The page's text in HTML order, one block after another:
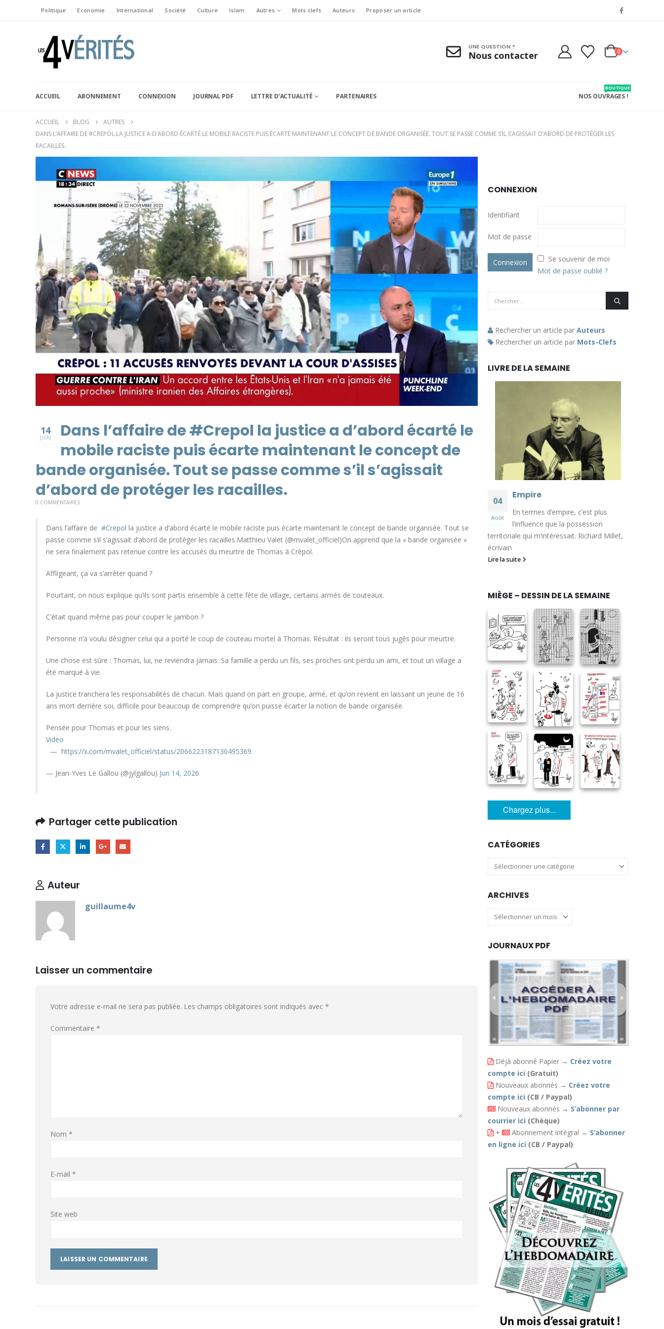
Politique Economie International Société Culture Islam Autres Mots clefs Auteurs Proposer un article
UNE QUESTION ?
Nous contacter 0
ACCUEIL ABONNEMENT CONNEXION JOURNAL PDF LETTRE D’ACTUALITÉ PARTENAIRES NOS OUVRAGES !
BOUTIQUE
ACCUEIL BLOG
AUTRES
DANS L’AFFAIRE DE #CREPOL LA JUSTICE A D’ABORD ÉCARTÉ LE MOBILE RACISTE PUIS ÉCARTE MAINTENANT LE CONCEPT DE BANDE ORGANISÉE. TOUT SE PASSE COMME S’IL S’AGISSAIT D’ABORD DE PROTÉGER LES
RACAILLES.
14
JUIN
Dans l’affaire de #Crepol la justice a d’abord écarté le
mobile raciste puis écarte maintenant le concept de
bande organisée. Tout se passe comme s’il s’agissait
d’abord de protéger les racailles.
0 COMMENTAIRES
Dans l’affaire de #Crepol la justice a d’abord écarté le mobile raciste puis écarte maintenant le concept de bande organisée. Tout se
passe comme s’il s’agissait d’abord de protéger les racailles.Matthieu Valet (@mvalet_officiel)On apprend que la « bande organisée »
ne sera finalement pas retenue contre les accusés du meurtre de Thomas à Crépol.
Affligeant, ça va s’arrêter quand ?
Pourtant, on nous explique qu’ils sont partis ensemble à cette fête de village, certains armés de couteaux.
C’était quand même pas pour couper le jambon ?
Personne n’a voulu désigner celui qui a porté le coup de couteau mortel à Thomas. Résultat : ils seront tous jugés pour meurtre.
Une chose est sûre : Thomas, lui, ne reviendra jamais. Sa famille a perdu un fils, ses proches ont perdu un ami, et tout un village a
été marqué à vie.
La justice tranchera les responsabilités de chacun. Mais quand on part en groupe, armé, et qu’on revient en laissant un jeune de 16
ans mort derrière soi, difficile pour beaucoup de comprendre qu’on puisse écarter la notion de bande organisée.
Pensée pour Thomas et pour les siens.
Video
— https://x.com/mvalet_officiel/status/2066223187130495369
— Jean-Yves Le Gallou (@jylgallou) Jun 14, 2026
Partager cette publication
Auteur
guillaume4v
Laisser un commentaire
Votre adresse e-mail ne sera pas publiée. Les champs obligatoires sont indiqués avec *
Commentaire *
Nom *
E-mail *
Site web
CONNEXION
Identifiant
Mot de passe
Se souvenir de moi
Mot de passe oublié ?
Rechercher un article par Auteurs
Rechercher un article par Mots-Clefs
LIVRE DE LA SEMAINE
04
Août
Empire
En termes d’empire, c’est plus
l’influence que la possession
territoriale qui m’intéressait. Richard Millet,
écrivain
Lire la suite
MIÈGE – DESSIN DE LA SEMAINE
Chargez plus...
CATÉGORIES
Catégories
ARCHIVES
Archives
JOURNAUX PDF
Déjà abonné Papier → Créez votre
compte ici (Gratuit)
Nouveaux abonnés → Créez votre
compte ici (CB / Paypal)
Nouveaux abonnés → S’abonner par
courrier ici (Chèque)
+
Abonnement intégral → S’abonner
en ligne ici (CB / Paypal)